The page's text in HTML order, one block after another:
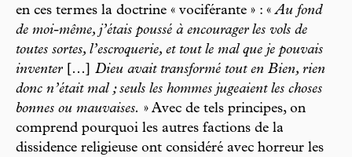
en ces termes la doctrine « vociférante » : «Au fond
de moi-même, j’étais poussé à encourager les vols de
toutes sortes, l’escroquerie, et tout le mal que je pouvais
inventer[…] Dieu avait transformé tout en Bien, rien
donc n’était mal ; seuls les hommes jugeaient les choses
bonnes ou mauvaises. » Avec de tels principes, on
comprend pourquoi les autres factions de la
dissidence religieuse ont considéré avec horreur les